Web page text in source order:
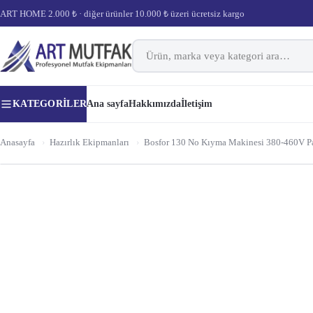
ART HOME 2.000 ₺ · diğer ürünler 10.000 ₺ üzeri ücretsiz kargo
KATEGORILERAna sayfaHakkımızdaİletişim
Anasayfa › Hazırlık Ekipmanları › Bosfor 130 No Kıyma Makinesi 380-460V